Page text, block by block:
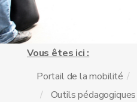
Vous êtes ici :
Portail de la mobilité
Outils pédagogiques